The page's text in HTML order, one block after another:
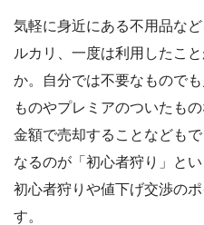
気軽に身近にある不用品な
ルカリ、一度は利用したこ
か。自分では不要なもので
ものやプレミアのついたも
金額で売却することなども
なるのが「初心者狩り」と
初心者狩りや値下げ交渉の
す。